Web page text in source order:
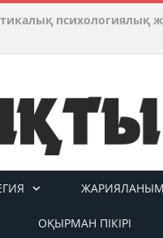
психологиялық
ЖАРИЯЛАНЫМ
ОҚЫРМАН ПІКІРІ